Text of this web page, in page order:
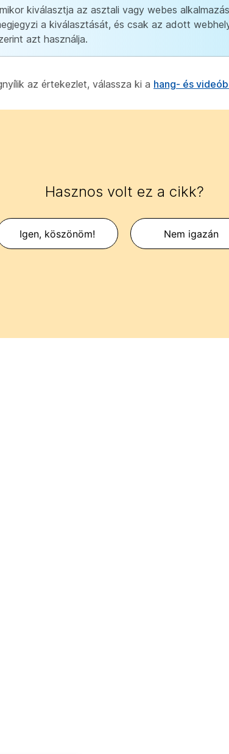
kiválasztja az asztali vagy webes
a kiválasztását, és csak az adott
azt használja.
az értekezlet, válassza ki a hang- és
Hasznos volt ez a cikk?
Igen, köszönöm! Nem igazán